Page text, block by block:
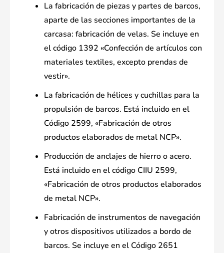
La fabricación de piezas y partes de barcos,
aparte de las secciones importantes de la
carcasa: fabricación de velas. Se incluye en
el código 1392 «Confección de artículos con
materiales textiles, excepto prendas de
vestir».
La fabricación de hélices y cuchillas para la
propulsión de barcos. Está incluido en el
Código 2599, «Fabricación de otros
productos elaborados de metal NCP».
Producción de anclajes de hierro o acero.
Está incluido en el código CIIU 2599,
«Fabricación de otros productos elaborados
de metal NCP».
Fabricación de instrumentos de navegación
y otros dispositivos utilizados a bordo de
barcos. Se incluye en el Código 2651